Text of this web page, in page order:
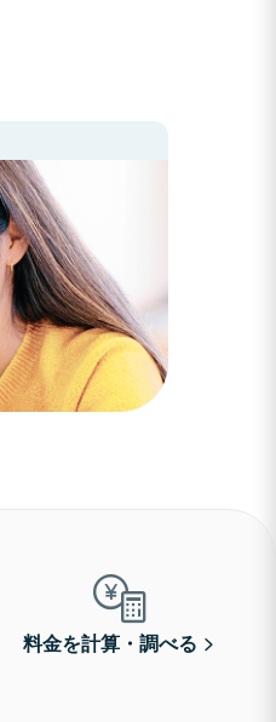
料金を計算・調べる